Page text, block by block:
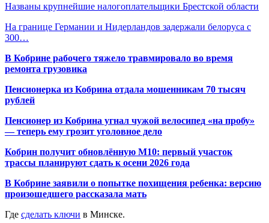
Названы крупнейшие налогоплательщики Брестской области
На границе Германии и Нидерландов задержали белоруса с
300…
В Кобрине рабочего тяжело травмировало во время
ремонта грузовика
Пенсионерка из Кобрина отдала мошенникам 70 тысяч
рублей
Пенсионер из Кобрина угнал чужой велосипед «на пробу»
— теперь ему грозит уголовное дело
Кобрин получит обновлённую М10: первый участок
трассы планируют сдать к осени 2026 года
В Кобрине заявили о попытке похищения ребенка: версию
произошедшего рассказала мать
Где сделать ключи в Минске.